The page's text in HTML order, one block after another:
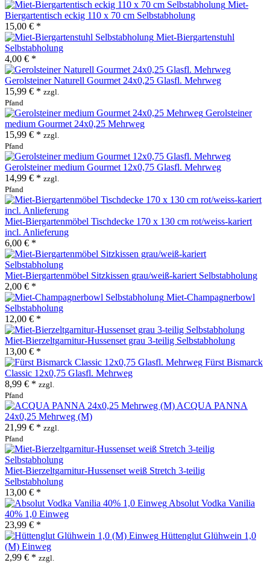
Miet-
Biergartentisch eckig 110 x 70 cm Selbstabholung
15,00 € *
Miet-Biergartenstuhl
Selbstabholung
4,00 € *
Gerolsteiner Naturell Gourmet 24x0,25 Glasfl. Mehrweg
15,99 € * zzgl.
Pfand
Gerolsteiner
medium Gourmet 24x0,25 Mehrweg
15,99 € * zzgl.
Pfand
Gerolsteiner medium Gourmet 12x0,75 Glasfl. Mehrweg
14,99 € * zzgl.
Pfand
Miet-Biergartenmöbel Tischdecke 170 x 130 cm rot/weiss-kariert
incl. Anlieferung
6,00 € *
Miet-Biergartenmöbel Sitzkissen grau/weiß-kariert Selbstabholung
2,00 € *
Miet-Champagnerbowl
Selbstabholung
12,00 € *
Miet-Bierzeltgarnitur-Hussenset grau 3-teilig Selbstabholung
13,00 € *
Fürst Bismarck
Classic 12x0,75 Glasfl. Mehrweg
8,99 € * zzgl.
Pfand
ACQUA PANNA
24x0,25 Mehrweg (M)
21,99 € * zzgl.
Pfand
Miet-Bierzeltgarnitur-Hussenset weiß Stretch 3-teilig
Selbstabholung
13,00 € *
Absolut Vodka Vanilia
40% 1,0 Einweg
23,99 € *
Hüttenglut Glühwein 1,0
(M) Einweg
2,99 € * zzgl.